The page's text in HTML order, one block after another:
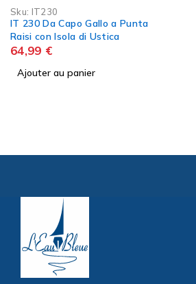
Shom 7195L C?te Ouest du
Peloponn?se - De N?sos Z?
kinthos ? ?kra Ta?n
45,00€